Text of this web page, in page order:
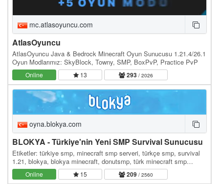
mc.atlasoyuncu.com
AtlasOyuncu
AtlasOyuncu Java & Bedrock Minecraft Oyun Sunucusu 1.21.4/26.1
Oyun Modlarımız: SkyBlock, Towny, SMP, BoxPvP, Practice PvP
Online 13 293 / 2026
oyna.blokya.com
BLOKYA - Türkiye'nin Yeni SMP Survival Sunucusu
Etiketler: türkiye smp, minecraft smp serveri, türkçe smp, survival
1.21, blokya, blokya minecraft, donutsmp, türk minecraft smp
serverleri, survival serverler, hayatta…
Online 15 209 / 2560